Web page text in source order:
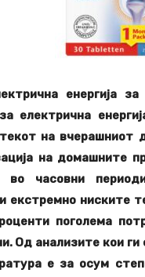
енергија
електрична
на вчерашниот
на домашните
во часовни
екстремно ниските
поголема
Од анализите кои
е за осум